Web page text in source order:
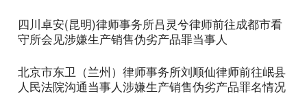
没有标价的，按照同类合格产品的市场中间价格计
算。货值金额难以确定的，按照国家计划委员会、最
高人民法院、最高人民检察院、公安部1997年4月22
日联合发布的《扣押、追缴、没收物品估价管理办
四川卓安(昆明)律师事务所吕灵兮律师前往成都市看
守所会见涉嫌生产销售伪劣产品罪当事人
北京市东卫（兰州）律师事务所刘顺仙律师前往岷县
人民法院沟通当事人涉嫌生产销售伪劣产品罪名情况